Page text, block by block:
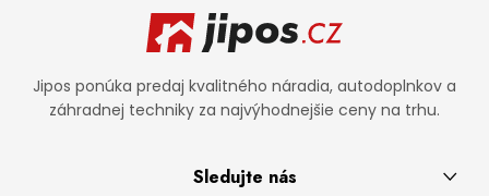
Jipos ponúka predaj kvalitného náradia, autodoplnkov a
záhradnej techniky za najvýhodnejšie ceny na trhu.
Sledujte nás